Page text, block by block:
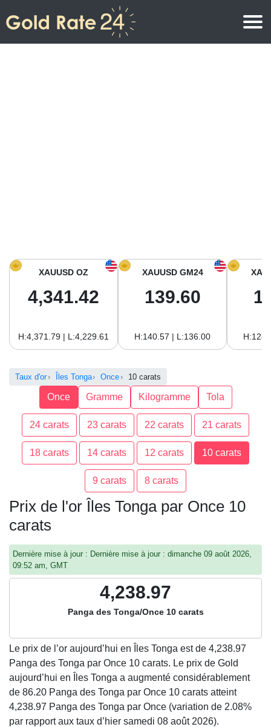
Prix de l’or aujourd’hui en Amérique du Sud
XAUUSD OZ
4,341.42
H:4,371.79 | L:4,229.61
XAUUSD GM24
139.60
H:140.57 | L:136.00
Taux d'or Îles Tonga Once 10 carats
Once Gramme Kilogramme Tola
24 carats 23 carats 22 carats 21 carats
18 carats 14 carats 12 carats 10 carats
9 carats 8 carats
Prix de l'or Îles Tonga par Once 10
carats
Dernière mise à jour : Dernière mise à jour : dimanche 09 août 2026,
09:52 am, GMT
4,238.97
Panga des Tonga/Once 10 carats
Le prix de l’or aujourd’hui en Îles Tonga est de 4,238.97
Panga des Tonga par Once 10 carats. Le prix de Gold
aujourd’hui en Îles Tonga a augmenté considérablement
de 86.20 Panga des Tonga par Once 10 carats atteint
4,238.97 Panga des Tonga par Once (variation de 2.08%
par rapport aux taux d’hier samedi 08 août 2026).